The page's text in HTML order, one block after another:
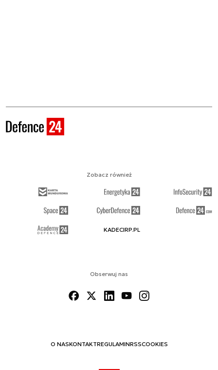
Obserwuj nas
O NASKONTAKTREGULAMINRSSCOOKIES
Zobacz również
KADECIRP.PL